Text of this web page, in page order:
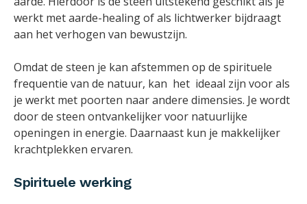
werkt met aarde-healing of als lichtwerker bijdraagt
aan het verhogen van bewustzijn.
Omdat de steen je kan afstemmen op de spirituele
frequentie van de natuur, kan het ideaal zijn voor als
je werkt met poorten naar andere dimensies. Je wordt
door de steen ontvankelijker voor natuurlijke
openingen in energie. Daarnaast kun je makkelijker
krachtplekken ervaren.
Spirituele werking